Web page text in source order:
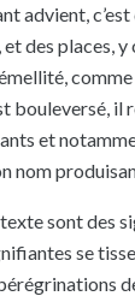
advient,
des places,
bouleversé, il
et
nom
sont des
se